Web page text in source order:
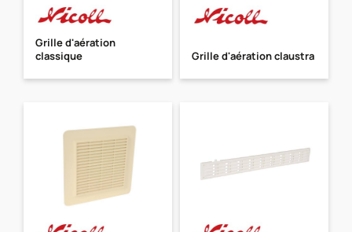
Grille d'aération
classique
Grille d'aération claustra